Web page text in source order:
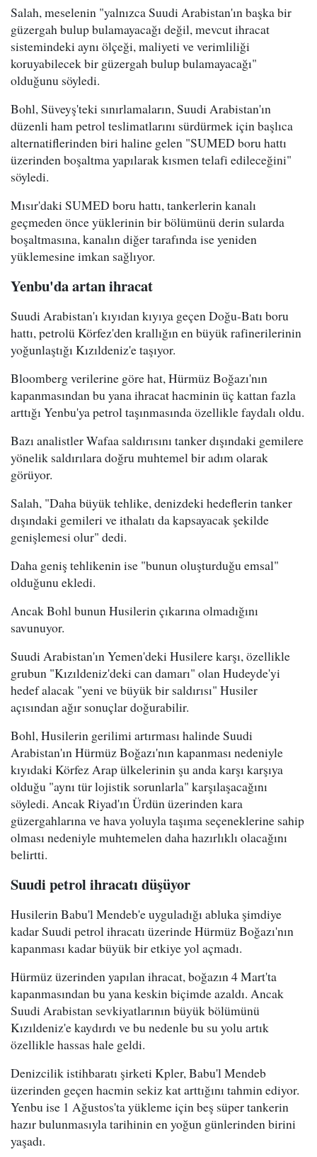
Salah, meselenin "yalnızca Suudi Arabistan'ın başka bir
güzergah bulup bulamayacağı değil, mevcut ihracat
sistemindeki aynı ölçeği, maliyeti ve verimliliği
koruyabilecek bir güzergah bulup bulamayacağı"
olduğunu söyledi.
Bohl, Süveyş'teki sınırlamaların, Suudi Arabistan'ın
düzenli ham petrol teslimatlarını sürdürmek için başlıca
alternatiflerinden biri haline gelen "SUMED boru hattı
üzerinden boşaltma yapılarak kısmen telafi edileceğini"
söyledi.
Mısır'daki SUMED boru hattı, tankerlerin kanalı
geçmeden önce yüklerinin bir bölümünü derin sularda
boşaltmasına, kanalın diğer tarafında ise yeniden
yüklemesine imkan sağlıyor.
Yenbu'da artan ihracat
Suudi Arabistan'ı kıyıdan kıyıya geçen Doğu-Batı boru
hattı, petrolü Körfez'den krallığın en büyük rafinerilerinin
yoğunlaştığı Kızıldeniz'e taşıyor.
Bloomberg verilerine göre hat, Hürmüz Boğazı'nın
kapanmasından bu yana ihracat hacminin üç kattan fazla
arttığı Yenbu'ya petrol taşınmasında özellikle faydalı oldu.
Bazı analistler Wafaa saldırısını tanker dışındaki gemilere
yönelik saldırılara doğru muhtemel bir adım olarak
görüyor.
Salah, "Daha büyük tehlike, denizdeki hedeflerin tanker
dışındaki gemileri ve ithalatı da kapsayacak şekilde
genişlemesi olur" dedi.
Daha geniş tehlikenin ise "bunun oluşturduğu emsal"
olduğunu ekledi.
Ancak Bohl bunun Husilerin çıkarına olmadığını
savunuyor.
Suudi Arabistan'ın Yemen'deki Husilere karşı, özellikle
grubun "Kızıldeniz'deki can damarı" olan Hudeyde'yi
hedef alacak "yeni ve büyük bir saldırısı" Husiler
açısından ağır sonuçlar doğurabilir.
Bohl, Husilerin gerilimi artırması halinde Suudi
Arabistan'ın Hürmüz Boğazı'nın kapanması nedeniyle
kıyıdaki Körfez Arap ülkelerinin şu anda karşı karşıya
olduğu "aynı tür lojistik sorunlarla" karşılaşacağını
söyledi. Ancak Riyad'ın Ürdün üzerinden kara
güzergahlarına ve hava yoluyla taşıma seçeneklerine sahip
olması nedeniyle muhtemelen daha hazırlıklı olacağını
belirtti.
Suudi petrol ihracatı düşüyor
Husilerin Babu'l Mendeb'e uyguladığı abluka şimdiye
kadar Suudi petrol ihracatı üzerinde Hürmüz Boğazı'nın
kapanması kadar büyük bir etkiye yol açmadı.
Hürmüz üzerinden yapılan ihracat, boğazın 4 Mart'ta
kapanmasından bu yana keskin biçimde azaldı. Ancak
Suudi Arabistan sevkiyatlarının büyük bölümünü
Kızıldeniz'e kaydırdı ve bu nedenle bu su yolu artık
özellikle hassas hale geldi.
Denizcilik istihbaratı şirketi Kpler, Babu'l Mendeb
üzerinden geçen hacmin sekiz kat arttığını tahmin ediyor.
Yenbu ise 1 Ağustos'ta yükleme için beş süper tankerin
hazır bulunmasıyla tarihinin en yoğun günlerinden birini
yaşadı.